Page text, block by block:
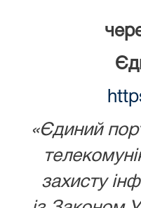
«Єдиний
захисту